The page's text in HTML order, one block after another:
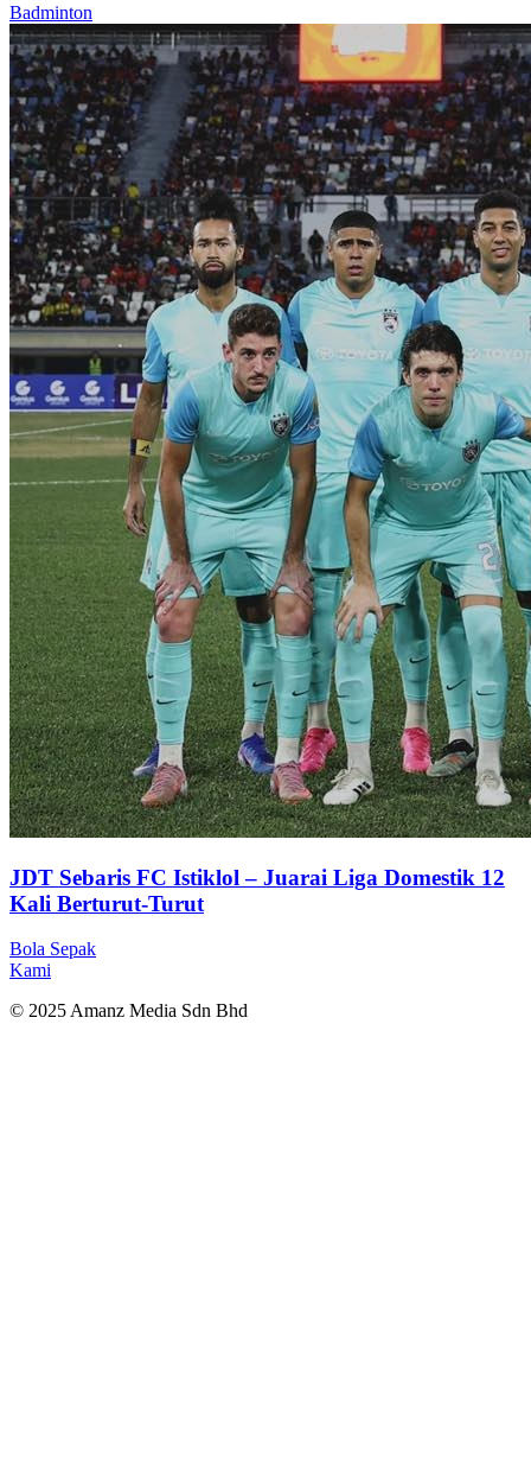
Badminton
JDT Sebaris FC Istiklol – Juarai Liga Domestik 12
Kali Berturut-Turut
Bola Sepak
Kami
© 2025 Amanz Media Sdn Bhd